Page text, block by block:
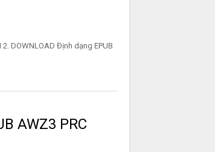
DOWNLOAD Định dạng EPUB
AWZ3 PRC